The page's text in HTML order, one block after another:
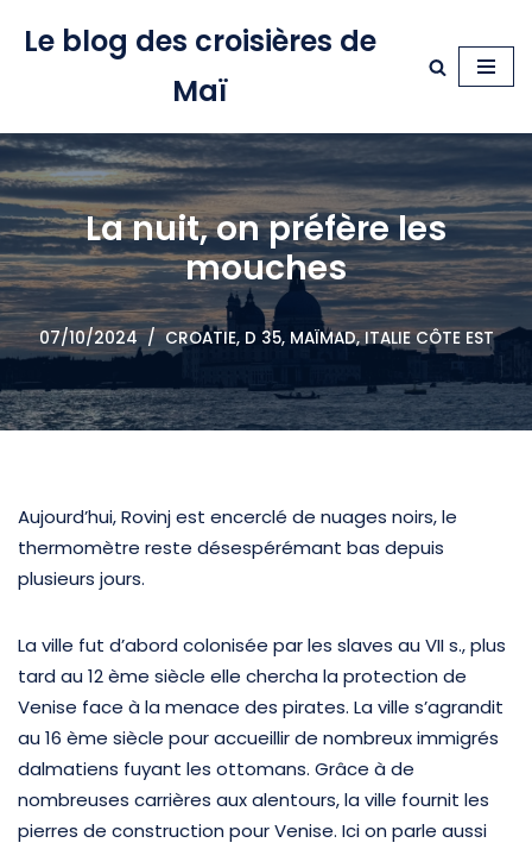
Le blog des croisières de
Maï
La nuit, on préfère les
mouches
07/10/2024 CROATIE, D 35, MAÏMAD,ITALIE CÔTE EST
Aujourd’hui, Rovinj est encerclé de nuages noirs, le
thermomètre reste désespérémant bas depuis
plusieurs jours.
La ville fut d’abord colonisée par les slaves au VII s., plus
tard au 12 ème siècle elle chercha la protection de
Venise face à la menace des pirates. La ville s’agrandit
au 16 ème siècle pour accueillir de nombreux immigrés
dalmatiens fuyant les ottomans. Grâce à de
nombreuses carrières aux alentours, la ville fournit les
pierres de construction pour Venise. Ici on parle aussi